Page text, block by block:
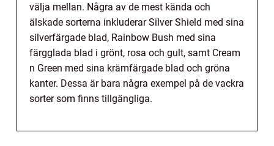
välja mellan. Några av de mest kända och
älskade sorterna inkluderar Silver Shield med sina
silverfärgade blad, Rainbow Bush med sina
färgglada blad i grönt, rosa och gult, samt Cream
n Green med sina krämfärgade blad och gröna
kanter. Dessa är bara några exempel på de vackra
sorter som finns tillgängliga.